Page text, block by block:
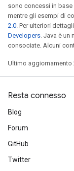
sono concessi in base
mentre gli esempi di
2.0. Per ulteriori
Developers. Java è un
consociate. Alcuni
Ultimo aggiornamento
Resta connesso
Blog
Forum
GitHub
Twitter